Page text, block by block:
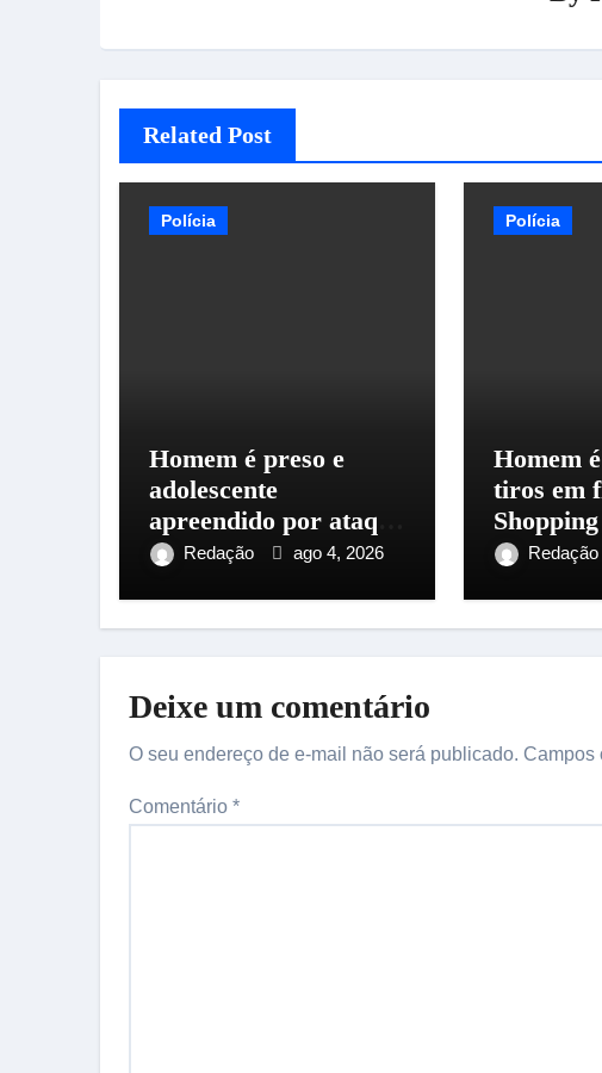
Related Post
Polícia
Homem é preso e
adolescente
apreendido por ataque
a ônibus na zona Leste
Redação ago 4, 2026
Polícia
Homem
tiros em
Manaus,
Redação
Deixe um comentário
O seu endereço de e-mail não será publicado. Campos
Comentário *